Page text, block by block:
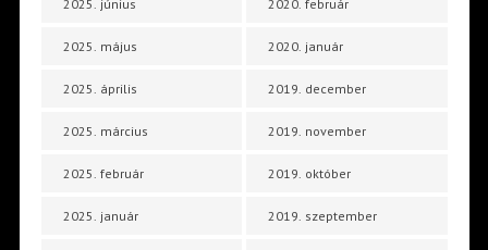
2025. június
2025. május
2025. április
2025. március
2025. február
2025. január
2020. február
2020. január
2019. december
2019. november
2019. október
2019. szeptember